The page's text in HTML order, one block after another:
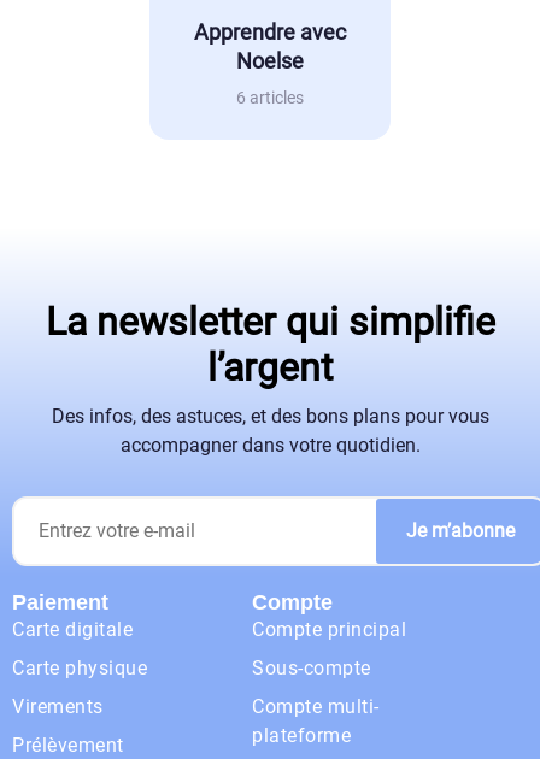
Apprendre avec
Noelse
6 articles
La newsletter qui simplifie
l’argent
Des infos, des astuces, et des bons plans pour vous
accompagner dans votre quotidien.
Je m’abonne
Paiement
Carte digitale
Carte physique
Virements
Prélèvement
Compte
Compte principal
Sous-compte
Compte multi-
plateforme